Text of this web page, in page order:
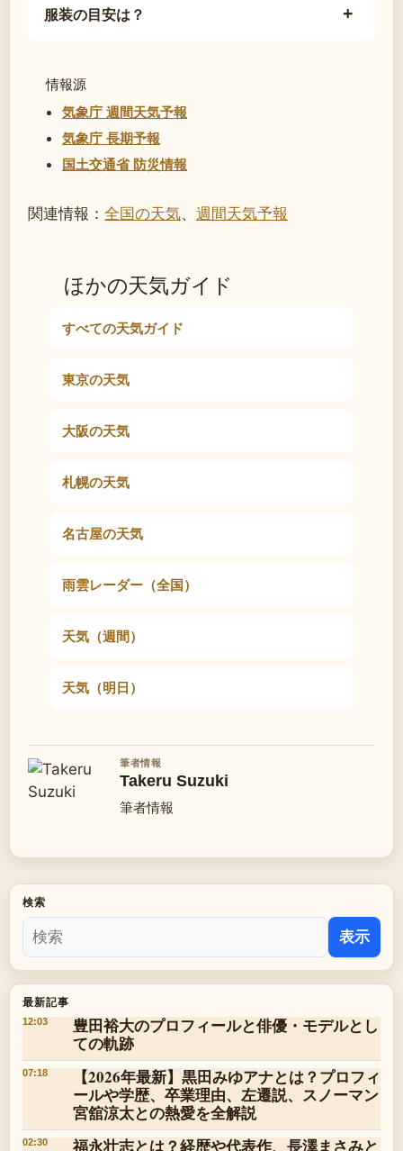
服装の目安は？
情報源
気象庁 週間天気予報
気象庁 長期予報
国土交通省 防災情報
関連情報： 全国の天気、 週間天気予報
ほかの天気ガイド
すべての天気ガイド
東京の天気
大阪の天気
札幌の天気
名古屋の天気
雨雲レーダー（全国）
天気（週間）
天気（明日）
筆者情報
Takeru Suzuki
筆者情報
検索
表示
最新記事
12:03
豊田裕大のプロフィールと俳優・モデルとし
ての軌跡
07:18
【2026年最新】黒田みゆアナとは？プロフィ
ールや学歴、卒業理由、左遷説、スノーマン
宮舘涼太との熱愛を全解説
02:30 福永壮志とは？経歴や代表作、長澤まさみと